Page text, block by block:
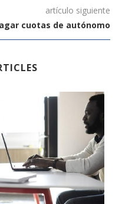
artículo siguiente
cuotas de autónomo